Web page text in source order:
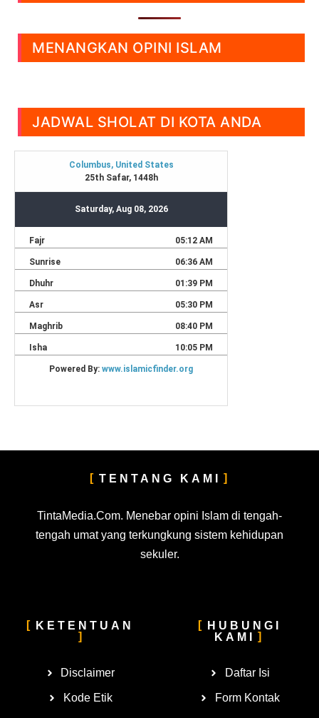
MENANGKAN OPINI ISLAM
JADWAL SHOLAT DI KOTA ANDA
TENTANG KAMI
TintaMedia.Com. Menebar opini Islam di tengah-
tengah umat yang terkungkung sistem kehidupan
sekuler.
KETENTUAN
Disclaimer
Kode Etik
HUBUNGI
KAMI
Daftar Isi
Form Kontak